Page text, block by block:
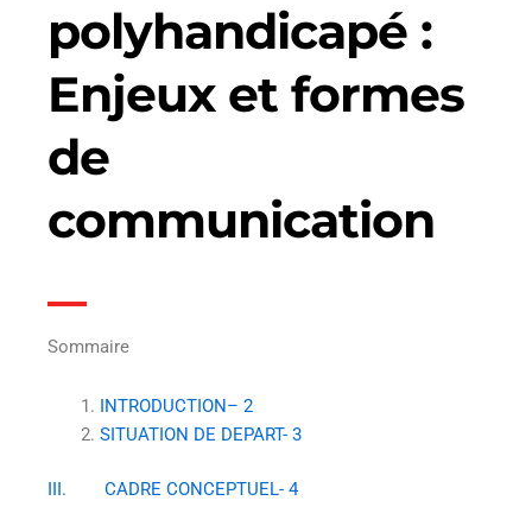
polyhandicapé :
Enjeux et formes
de
communication
Sommaire
INTRODUCTION– 2
SITUATION DE DEPART- 3
III. CADRE CONCEPTUEL- 4